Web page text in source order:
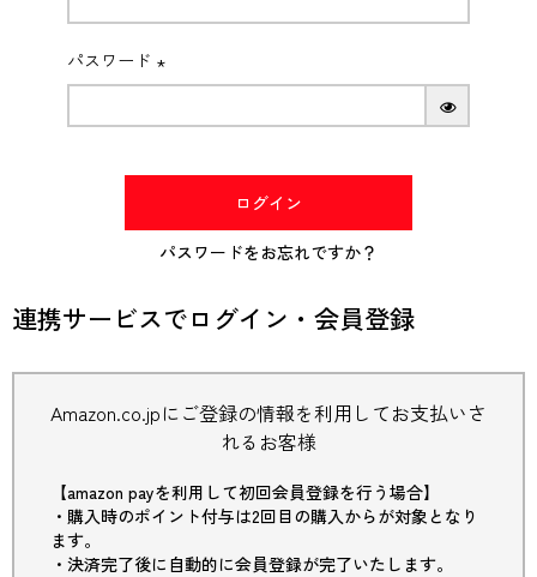
パスワード
(必
ログイン
パスワードをお忘れですか？
連携サービスでログイン・会員登録
Amazon.co.jpにご登録の情報を利用してお支払いさ
れるお客様
【amazon payを利用して初回会員登録を行う場合】
・購入時のポイント付与は2回目の購入からが対象となり
ます。
・決済完了後に自動的に会員登録が完了いたします。